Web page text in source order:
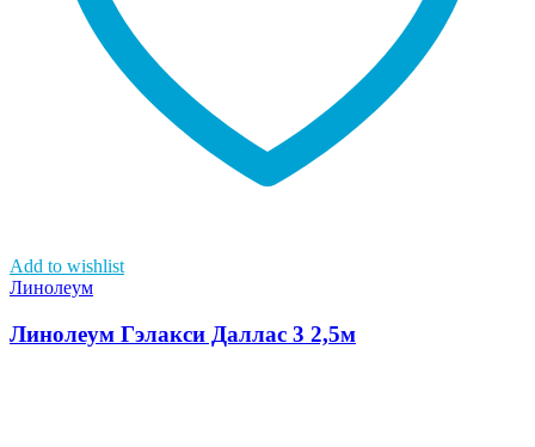
Add to wishlist
Линолеум
Линолеум Гэлакси Даллас 3 2,5м